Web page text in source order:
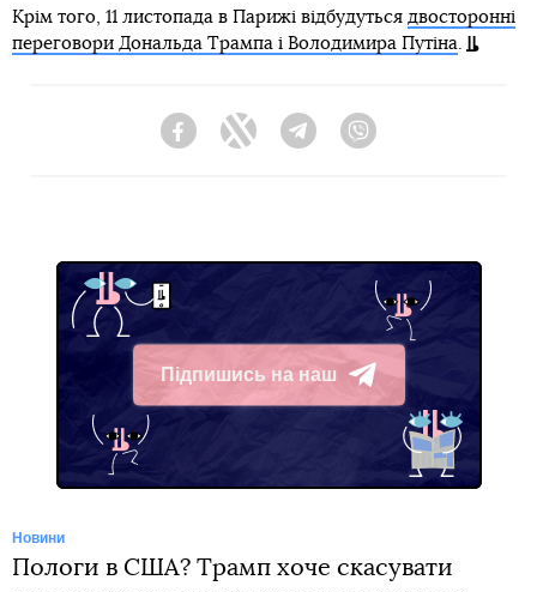
Крім того, 11 листопада в Парижі відбудуться двосторонні
переговори Дональда Трампа і Володимира Путіна.
FacebookTwitter Telegram
Підпишись на наш
Telegram
Новини
Пологи в США? Трамп хоче скасувати